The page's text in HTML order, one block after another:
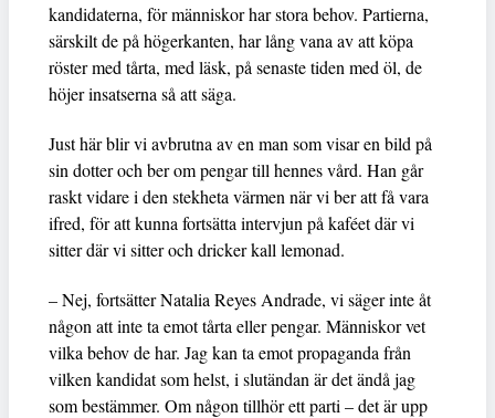
kandidaterna, för människor har stora behov. Partierna,
särskilt de på högerkanten, har lång vana av att köpa
röster med tårta, med läsk, på senaste tiden med öl, de
höjer insatserna så att säga.
Just här blir vi avbrutna av en man som visar en bild på
sin dotter och ber om pengar till hennes vård. Han går
raskt vidare i den stekheta värmen när vi ber att få vara
ifred, för att kunna fortsätta intervjun på kaféet där vi
sitter där vi sitter och dricker kall lemonad.
– Nej, fortsätter Natalia Reyes Andrade, vi säger inte åt
någon att inte ta emot tårta eller pengar. Människor vet
vilka behov de har. Jag kan ta emot propaganda från
vilken kandidat som helst, i slutändan är det ändå jag
som bestämmer. Om någon tillhör ett parti – det är upp